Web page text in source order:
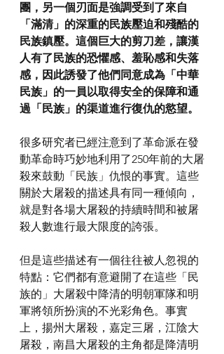
團，另一個刃面是強調受到了來自
「滿清」的深重的民族壓迫和殘酷的
民族鎮壓。這個巨大的剪刀差，讓漢
人有了民族的恐懼感、羞恥感和失落
感，因此誘發了他們同意成為「中華
民族」的一員以取得安全的保障和通
過「民族」的渠道進行復仇的慾望。
很多研究者已經注意到了革命派在發
動革命時巧妙地利用了250年前的大屠
殺來鼓動「民族」仇恨的事實。這些
關於大屠殺的描述具有同一種傾向，
就是對各場大屠殺的持續時間和被屠
殺人數進行最大限度的誇張。
但是這些描述有一個往往被人忽視的
特點：它們都有意避開了在這些「民
族的」大屠殺中降清的明朝軍隊和明
軍將領所扮演的不光彩角色。事實
上，揚州大屠殺，嘉定三屠，江陰大
屠殺，南昌大屠殺的主角都是降清明